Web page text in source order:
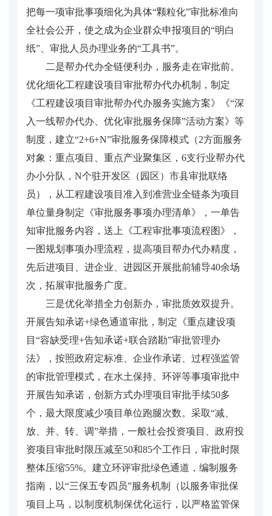
把每一项审批事项细化为具体“颗粒化”审批标准向
全社会公开，使之成为企业群众申报项目的“明白
纸”、审批人员办理业务的“工具书”。
二是帮办代办全链便利办，服务走在审批前。
优化细化工程建设项目审批帮办代办机制，制定
《工程建设项目审批帮办代办服务实施方案》《“深
入一线帮办代办、优化审批服务保障”活动方案》等
制度，建立“2+6+N”审批服务保障模式（2方面服务
对象：重点项目、重点产业聚集区，6支行业帮办代
办小分队，N个驻开发区（园区）市县审批联络
员），从工程建设项目准入到准营业全链条为项目
单位量身制定《审批服务事项办理清单》，一单告
知审批服务内容，送上《工程审批事项流程图》，
一图规划事项办理流程，提高项目帮办代办精度，
先后进项目、进企业、进园区开展批前辅导40余场
次，拓展审批服务广度。
三是优化举措全力创新办，审批质效双提升。
开展告知承诺+绿色通道审批，制定《重点建设项
目“容缺受理+告知承诺+联合踏勘”审批管理办
法》，按照政府定标准、企业作承诺、过程强监管
的审批管理模式，在水土保持、环评等事项审批中
开展告知承诺，创新方式办理项目审批手续50多
个，最大限度减少项目单位跑腿次数。采取“减、
放、并、转、调”举措，一般社会投资项目、政府投
资项目审批时限压减至50和85个工作日，审批时限
整体压缩55%。建立环评审批绿色通道，编制服务
指南，以“三保五专四员”服务机制（以服务审批保
项目上马，以制度机制保优化运行，以严格监管保